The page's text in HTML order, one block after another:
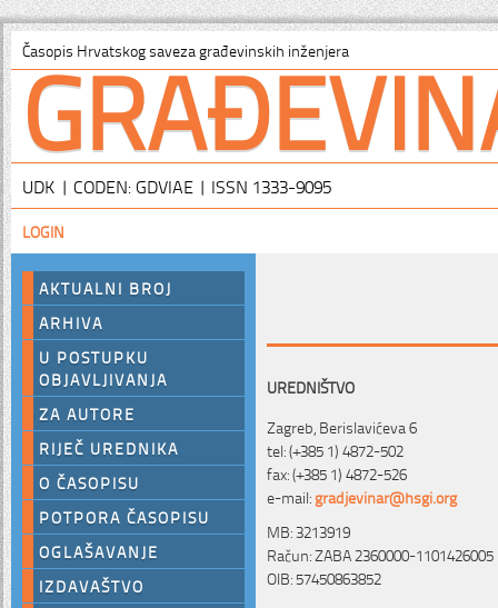
Časopis Hrvatskog saveza građevinskih inženjera
UDK | CODEN: GDVIAE | ISSN 1333-9095
LOGIN
AKTUALNI BROJ
ARHIVA
U POSTUPKU
OBJAVLJIVANJA
ZA AUTORE
RIJEČ UREDNIKA
O ČASOPISU
POTPORA ČASOPISU
OGLAŠAVANJE
IZDAVAŠTVO
UREDNIŠTVO
Zagreb, Berislavićeva 6
tel: (+385 1) 4872-502
fax: (+385 1) 4872-526
e-mail:gradjevinar@hsgi.org
MB: 3213919
Račun: ZABA 2360000-1101426005
OIB: 57450863852